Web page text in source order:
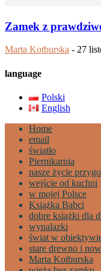
Zamek z
Marta Kotburska - 27
language
Polski
English
Home
email
światło
Piernikarnia
nasze życie
wejście od kuchni
w mojej Polsce
Książka Babci
dobre książki dla
wynalazki
świat w
stare drewno i
Marta Kotburska